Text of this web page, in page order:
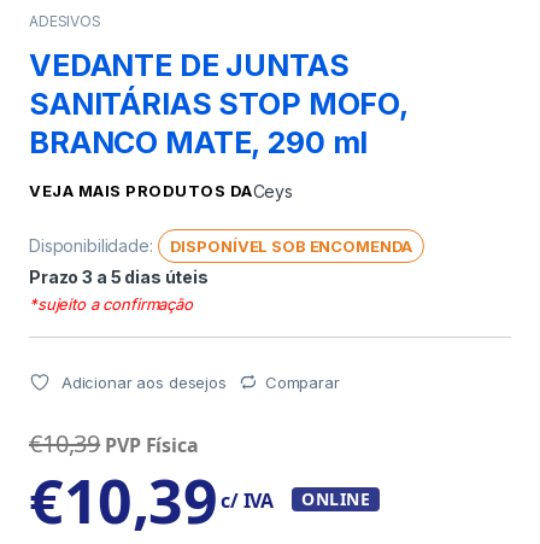
ADESIVOS
VEDANTE DE JUNTAS
SANITÁRIAS STOP MOFO,
BRANCO MATE, 290 ml
VEJA MAIS PRODUTOS DACeys
Disponibilidade: DISPONÍVEL SOB ENCOMENDA
Prazo 3 a 5 dias úteis
*sujeito a confirmação
Adicionar aos desejos Comparar
€10,39 PVP Física
€10,39c/ IVA ONLINE